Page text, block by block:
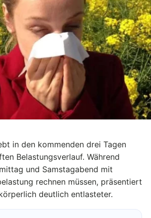
in den kommenden drei Tagen
Belastungsverlauf. Während
und Samstagabend mit
rechnen müssen, präsentiert
deutlich entlasteter.